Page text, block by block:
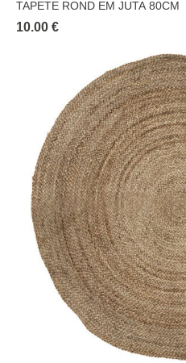
TAPETE ROND EM JUTA 80CM
10.00 €